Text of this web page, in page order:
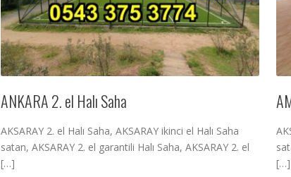
ANKARA 2. el Halı Saha
AKSARAY 2. el Halı Saha, AKSARAY ikinci el Halı Saha
satan, AKSARAY 2. el garantili Halı Saha, AKSARAY 2. el
[…]
[…]